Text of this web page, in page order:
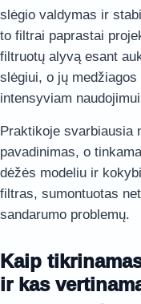
slėgio valdymas ir
to filtrai paprastai
filtruotų alyvą esant
slėgiui, o jų
intensyviam
Praktikoje svarbiausia
pavadinimas, o
dėžės modeliu ir
filtras, sumontuotas
sandarumo problemų.
Kaip
ir kas